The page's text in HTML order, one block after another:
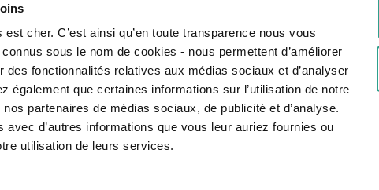
cher. C’est ainsi qu’en toute transparence nous vous
sous le nom de cookies - nous permettent d’améliorer
des fonctionnalités relatives aux médias sociaux et d’analyser
également que certaines informations sur l’utilisation de notre
partenaires de médias sociaux, de publicité et d’analyse.
d’autres informations que vous leur auriez fournies ou
utilisation de leurs services.
AFFILIÉES ACTIONNAIRE DE
DE